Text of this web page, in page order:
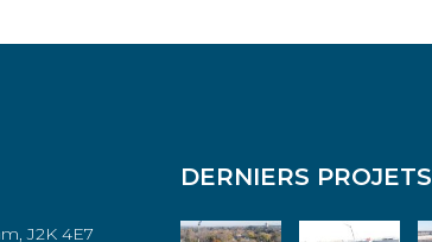
J2K 4E7
DERNIERS PROJETS